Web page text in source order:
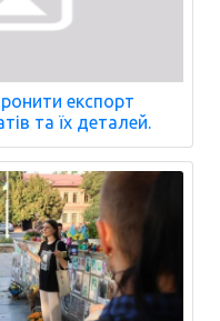
експорт
та їх деталей.